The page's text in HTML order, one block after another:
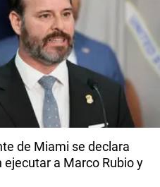
de Miami se declara
a Marco Rubio y